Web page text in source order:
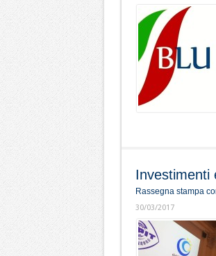
Investimenti
Rassegna stampa
30/03/2017